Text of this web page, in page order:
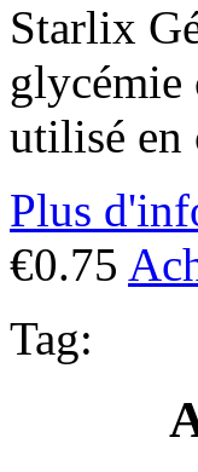
Starlix
glycémie
utilisé en
Plus
€0.75
Tag: